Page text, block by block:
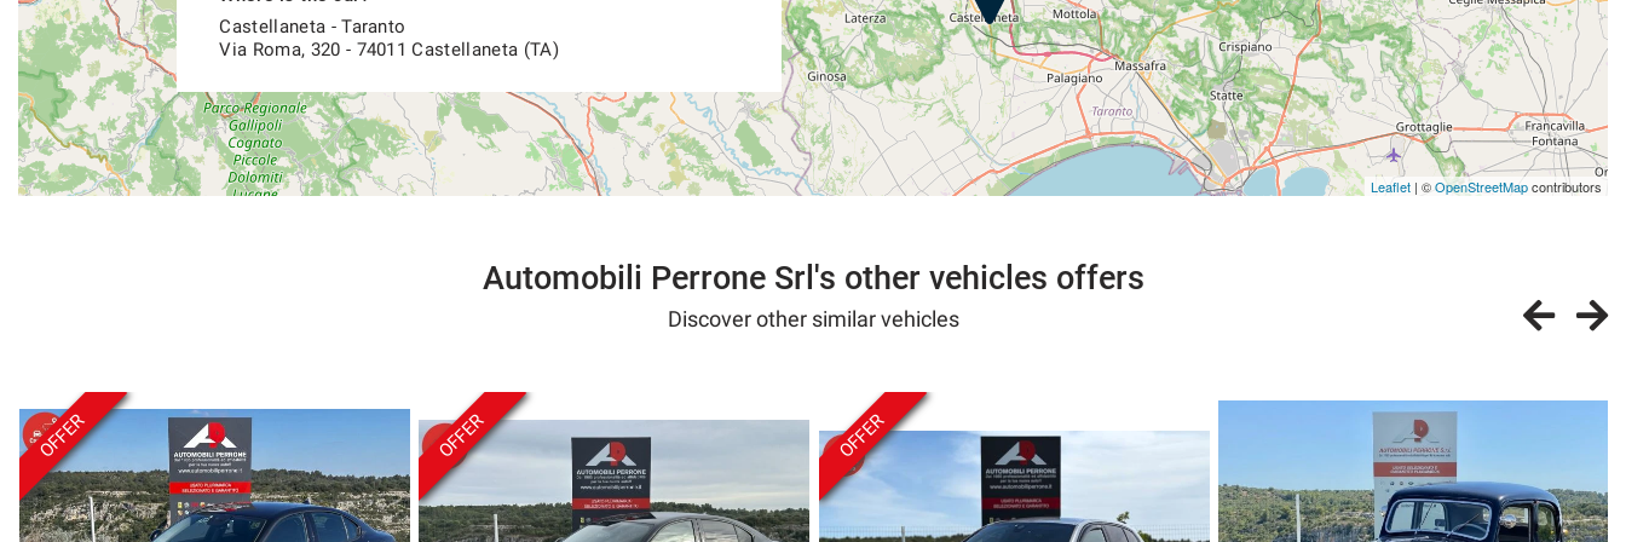
- Hablamos español
Castellaneta - Taranto
Via Roma, 320 - 74011 Castellaneta (TA)
Leaflet | ©OpenStreetMapcontributors
Automobili Perrone Srl's other vehicles offers
Discover other similar vehicles
OFFER OFFER OFFER